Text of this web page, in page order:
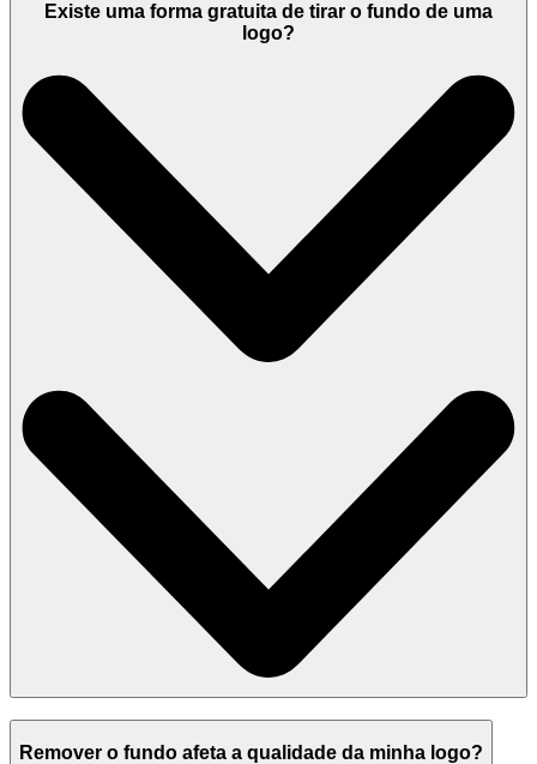
Existe uma forma gratuita de tirar o fundo de uma
logo?
Remover o fundo afeta a qualidade da minha logo?